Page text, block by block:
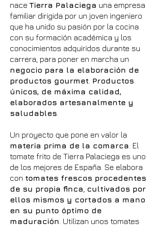
nace Tierra Palaciega una empresa
familiar dirigida por un joven ingeniero
que ha unido su pasión por la cocina
con su formación académica y los
conocimientos adquiridos durante su
carrera, para poner en marcha un
negocio para la elaboración de
productos gourmet Productos
únicos, de máxima calidad,
elaborados artesanalmente y
saludables
Un proyecto que pone en valor la
materia prima de la comarca . El
tomate frito de Tierra Palaciega es uno
de los mejores de España. Se elabora
con tomates frescos procedentes
de su propia finca cultivados por
ellos mismos y cortados a mano
en su punto óptimo de
maduración . Utilizan unos tomates